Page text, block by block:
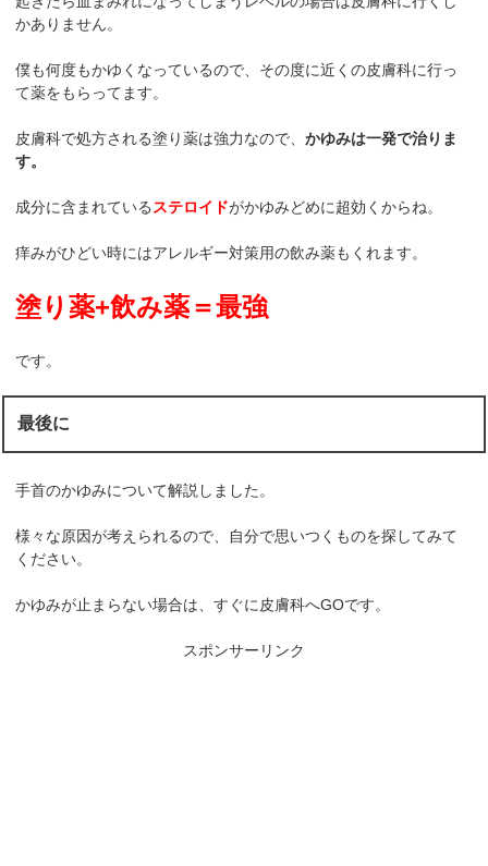
かありません。
僕も何度もかゆくなっているので、その度に近くの皮膚科に行っ
て薬をもらってます。
皮膚科で処方される塗り薬は強力なので、かゆみは一発で治りま
す。
成分に含まれている ステロイドがかゆみどめに超効くからね。
痒みがひどい時にはアレルギー対策用の飲み薬もくれます。
塗り薬+飲み薬＝最強
です。
最後に
手首のかゆみについて解説しました。
様々な原因が考えられるので、自分で思いつくものを探してみて
ください。
かゆみが止まらない場合は、すぐに皮膚科へGOです。
スポンサーリンク